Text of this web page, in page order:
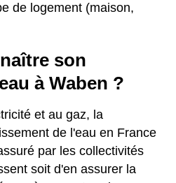
de logement (maison,
son
à Waben ?
et au gaz, la
de l'eau en France
par les collectivités
soit d'en assurer la